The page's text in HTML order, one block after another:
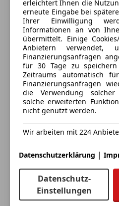
3 ähnliche
Ich erlaube den
Fahrzeuge mich zu
Dein Name
Deine E-Mail
Deine Telefonnummer
erleichtert Ihnen die
erneute Eingabe bei
Ihrer Einwilligung
Informationen an von
übermittelt. Einige
Anbietern
Finanzierungsanfragen
für 30 Tage zu
Zeitraums automatisch
Finanzierungsanfragen
die Verwendung solcher
solche erweiterten
nicht genutzt werden.
Wir arbeiten mit 224
Datenschutzerklärung |
Datenschutz-
Einstellungen